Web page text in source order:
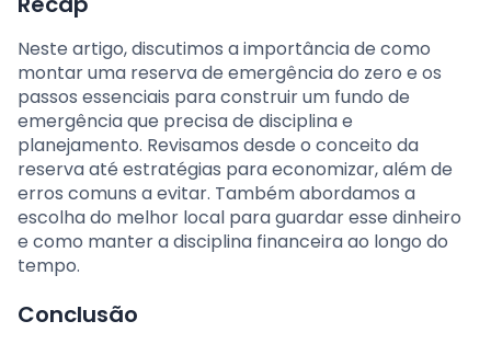
Neste artigo, discutimos a importância de como
montar uma reserva de emergência do zero e os
passos essenciais para construir um fundo de
emergência que precisa de disciplina e
planejamento. Revisamos desde o conceito da
reserva até estratégias para economizar, além de
erros comuns a evitar. Também abordamos a
escolha do melhor local para guardar esse dinheiro
e como manter a disciplina financeira ao longo do
tempo.
Conclusão